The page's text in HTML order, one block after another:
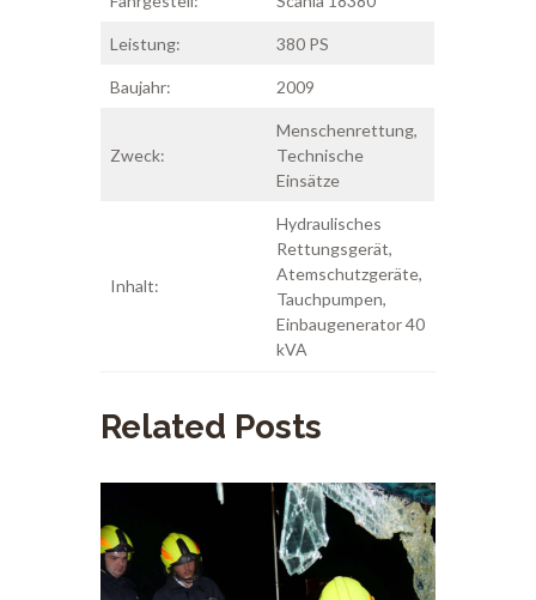
Leistung: 380 PS
Baujahr: 2009
Zweck:
Menschenrettung,
Technische
Einsätze
Inhalt:
Hydraulisches
Rettungsgerät,
Atemschutzgeräte,
Tauchpumpen,
Einbaugenerator 40
kVA
Related Posts